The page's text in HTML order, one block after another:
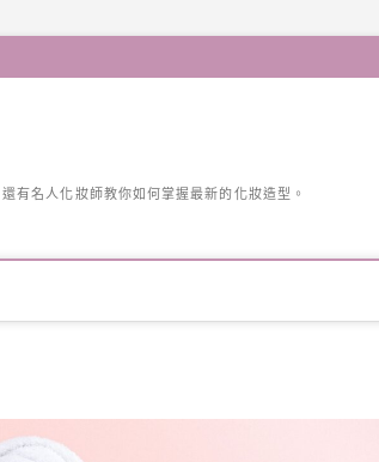
有名人化妝師教你如何掌握最新的化妝造型。